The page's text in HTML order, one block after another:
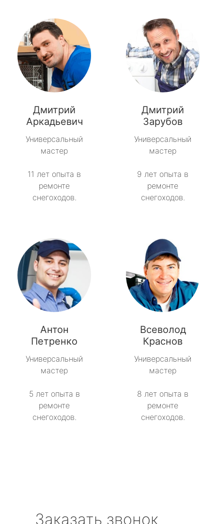
Дмитрий
Аркадьевич
Универсальный
мастер
11 лет опыта в
ремонте
снегоходов.
Дмитрий
Зарубов
Универсальный
мастер
9 лет опыта в
ремонте
снегоходов.
Антон
Петренко
Универсальный
мастер
5 лет опыта в
ремонте
снегоходов.
Всеволод
Краснов
Универсальный
мастер
8 лет опыта в
ремонте
снегоходов.
Заказать звонок